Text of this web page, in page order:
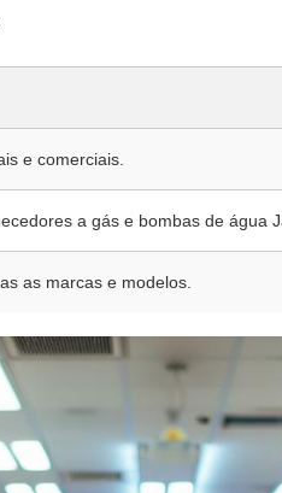
e comerciais.
a gás e bombas de água
as marcas e modelos.